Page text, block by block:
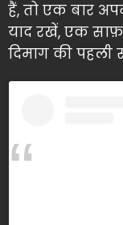
हैं, तो एक बार
याद रखें, एक
दिमाग की पहली